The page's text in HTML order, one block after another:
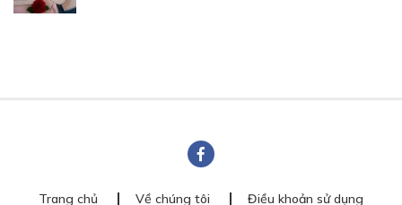
Trang chủ Về chúng tôi Điều khoản sử dụng